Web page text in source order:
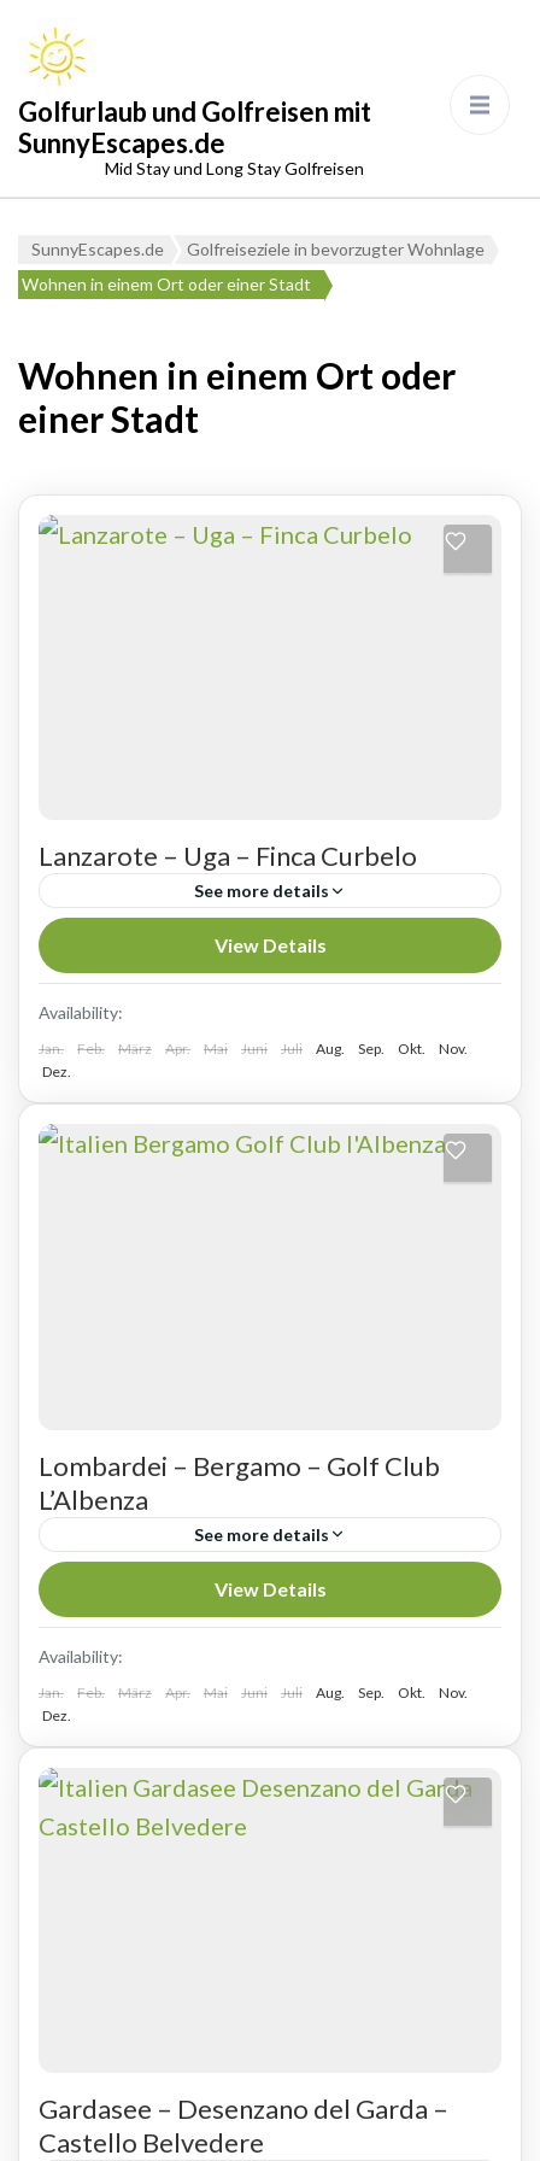
Golfurlaub und Golfreisen mit
SunnyEscapes.de
Mid Stay und Long Stay Golfreisen
SunnyEscapes.de
Golfreiseziele in bevorzugter Wohnlage
Wohnen in einem Ort oder einer Stadt
Wohnen in einem Ort oder
einer Stadt
Lanzarote – Uga – Finca Curbelo
See more details
FINCA CURBELO - STILVOLLE APARTMENTS
FÜR DETAILLIEBHABER Uga ist ein kleiner
Ort im Süden Lanzarotes, der zur Gemeinde
Yaiza gehört. Das beschauliche Dorf mit
View Details
Availability:
Jan. Feb. März Apr. Mai Juni Juli Aug. Sep. Okt.
Nov.
Dez.
Lombardei – Bergamo – Golf Club
L’Albenza
See more details
Bergamo ist Geschichte, Kunst und
lombardisches Lebensgefühl Die Stadt
Bergamo liegt in der Lombardei zwischen
Mailand und den Ausläufern der Alpen. Sie ist
View Details
Availability:
Jan. Feb. März Apr. Mai Juni Juli Aug. Sep. Okt.
Nov.
Dez.
Gardasee – Desenzano del Garda –
Castello Belvedere